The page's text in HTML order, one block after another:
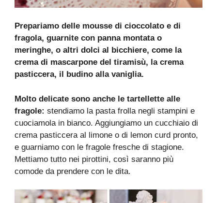
Prepariamo delle mousse di cioccolato e di
fragola, guarnite con panna montata o
meringhe, o altri dolci al bicchiere, come la
crema di mascarpone del tiramisù, la crema
pasticcera, il budino alla vaniglia.
Molto delicate sono anche le tartellette alle
fragole: stendiamo la pasta frolla negli stampini e
cuociamola in bianco. Aggiungiamo un cucchiaio di
crema pasticcera al limone o di lemon curd pronto,
e guarniamo con le fragole fresche di stagione.
Mettiamo tutto nei pirottini, così saranno più
comode da prendere con le dita.